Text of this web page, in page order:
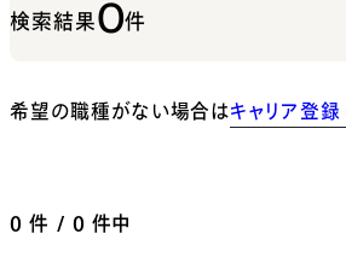
検索結果0件
希望の職種がない場合はキャリア登録
0 件 / 0 件中